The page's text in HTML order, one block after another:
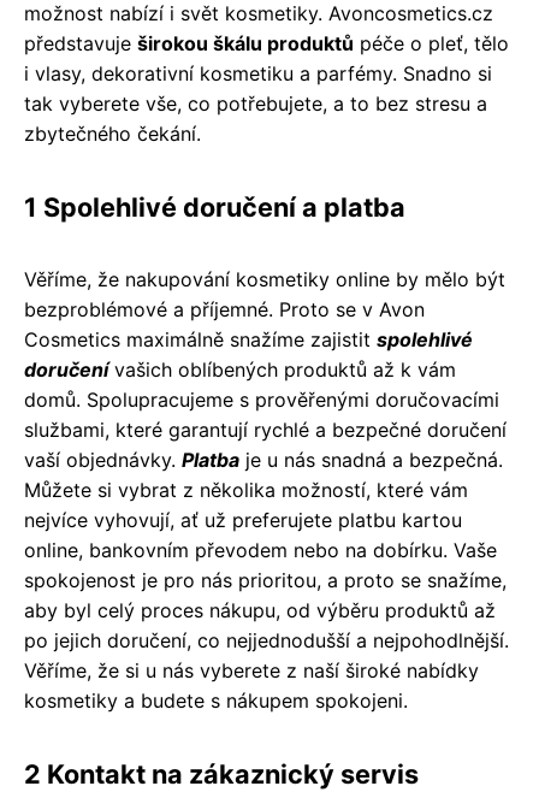
možnost nabízí i svět kosmetiky. Avoncosmetics.cz
představuje širokou škálu produktů péče o pleť, tělo
i vlasy, dekorativní kosmetiku a parfémy. Snadno si
tak vyberete vše, co potřebujete, a to bez stresu a
zbytečného čekání.
1 Spolehlivé doručení a platba
Věříme, že nakupování kosmetiky online by mělo být
bezproblémové a příjemné. Proto se v Avon
Cosmetics maximálně snažíme zajistit spolehlivé
doručenívašich oblíbených produktů až k vám
domů. Spolupracujeme s prověřenými doručovacími
službami, které garantují rychlé a bezpečné doručení
vaší objednávky. Platba je u nás snadná a bezpečná.
Můžete si vybrat z několika možností, které vám
nejvíce vyhovují, ať už preferujete platbu kartou
online, bankovním převodem nebo na dobírku. Vaše
spokojenost je pro nás prioritou, a proto se snažíme,
aby byl celý proces nákupu, od výběru produktů až
po jejich doručení, co nejjednodušší a nejpohodlnější.
Věříme, že si u nás vyberete z naší široké nabídky
kosmetiky a budete s nákupem spokojeni.
2 Kontakt na zákaznický servis